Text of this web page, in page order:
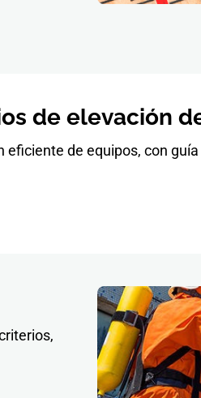
de elevación
de equipos, con